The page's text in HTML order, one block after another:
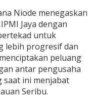
Niode menegaskan
Jaya dengan
untuk
lebih progresif dan
peluang
antar pengusaha
saat ini menjabat
Seribu.